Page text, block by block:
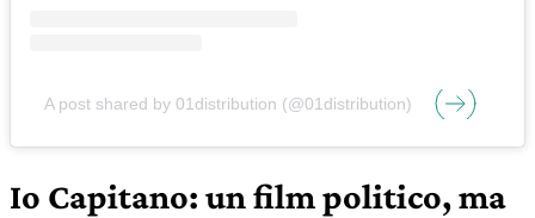
A post shared by 01distribution (@01distribution)
Io Capitano: un film politico, ma